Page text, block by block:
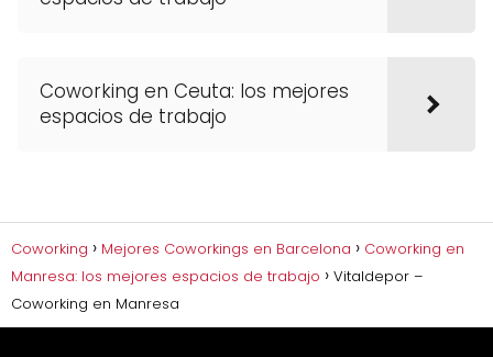
Coworking en Ceuta: los mejores
espacios de trabajo
Coworking Mejores Coworkings en Barcelona
Coworking en
Manresa: los mejores espacios de trabajo
Vitaldepor –
Coworking en Manresa